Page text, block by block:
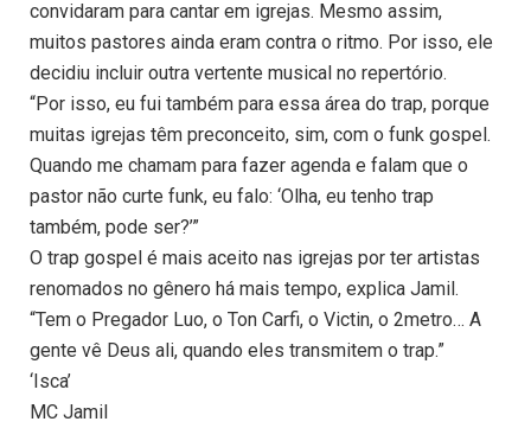
convidaram para cantar em igrejas. Mesmo assim,
muitos pastores ainda eram contra o ritmo. Por isso, ele
decidiu incluir outra vertente musical no repertório.
“Por isso, eu fui também para essa área do trap, porque
muitas igrejas têm preconceito, sim, com o funk gospel.
Quando me chamam para fazer agenda e falam que o
pastor não curte funk, eu falo: ‘Olha, eu tenho trap
também, pode ser?’”
O trap gospel é mais aceito nas igrejas por ter artistas
renomados no gênero há mais tempo, explica Jamil.
“Tem o Pregador Luo, o Ton Carfi, o Victin, o 2metro… A
gente vê Deus ali, quando eles transmitem o trap.”
‘Isca’
MC Jamil